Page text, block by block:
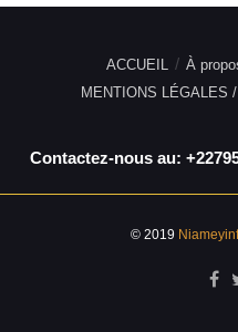
ACCUEIL
À
MENTIONS LÉGALES
Contactez-nous au:
© 2019